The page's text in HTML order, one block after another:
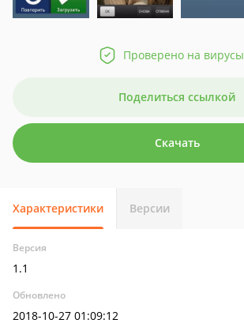
Проверено на вирусы
Поделиться ссылкой
Скачать
Характеристики Версии
Версия
1.1
Обновлено
2018-10-27 01:09:12